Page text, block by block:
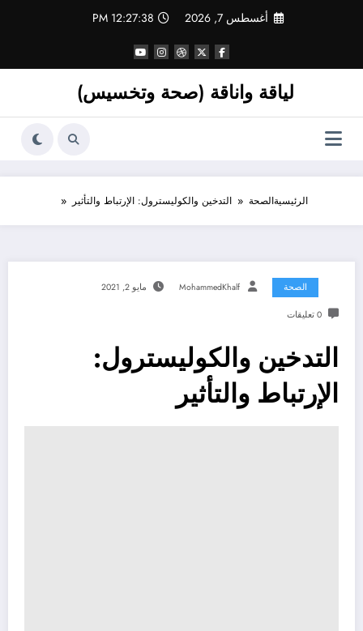
أغسطس 7, 2026 12:27:38 PM
لياقة واناقة (صحة وتخسيس)
الرئيسيةالصحة التدخين والكوليسترول: الإرتباط والتأثير
الصحة MohammedKhalf مايو 2, 2021
0 تعليقات
التدخين والكوليسترول:
الإرتباط والتأثير